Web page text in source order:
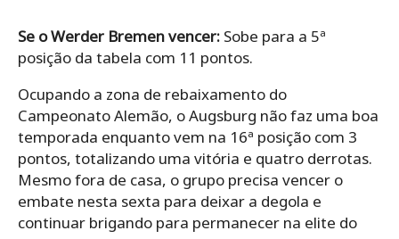
Se o Werder Bremen vencer: Sobe para a 5ª
posição da tabela com 11 pontos.
Ocupando a zona de rebaixamento do
Campeonato Alemão, o Augsburg não faz uma boa
temporada enquanto vem na 16ª posição com 3
pontos, totalizando uma vitória e quatro derrotas.
Mesmo fora de casa, o grupo precisa vencer o
embate nesta sexta para deixar a degola e
continuar brigando para permanecer na elite do